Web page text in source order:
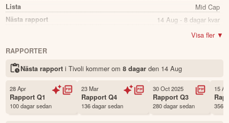
Lista Mid Cap
Nästa rapport 14 Aug - 8 dagar kvar
Ja
Namn
Status Noterad
Land Danmark
Visa fler ▼
RAPPORTER
Nästa rapport i Tivoli kommer om 8 dagarden 14 Aug
28 Apr
RapportQ1
100 dagar sedan
23 Mar
RapportQ4
136 dagar sedan
30 Oct 2025
RapportQ3
280 dagar sedan
15
356